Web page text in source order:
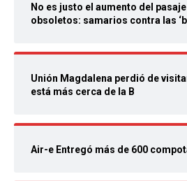
No es justo el aumento del
obsoletos: samarios contra las
Unión Magdalena perdió de
está más cerca de la B
Air-e Entregó más de 600